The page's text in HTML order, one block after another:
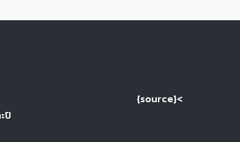
ปิ
{source}<